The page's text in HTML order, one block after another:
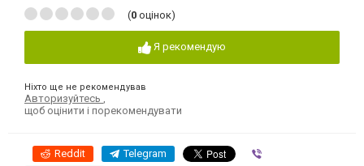
(0 оцінок)
Я рекомендую
Ніхто ще не рекомендував
Авторизуйтесь
щоб оцінити і порекомендувати
Reddit Telegram